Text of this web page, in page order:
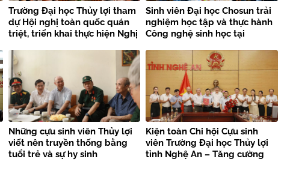
Trường Đại học Thủy lợi tham
dự Hội nghị toàn quốc quán
triệt, triển khai thực hiện Nghị
khóa XIV
Sinh viên Đại học Chosun trải
nghiệm học tập và thực hành
Công nghệ sinh học tại
Những cựu sinh viên Thủy lợi
viết nên truyền thống bằng
tuổi trẻ và sự hy sinh
Kiện toàn Chi hội Cựu sinh
viên Trường Đại học Thủy lợi
tỉnh Nghệ An – Tăng cường